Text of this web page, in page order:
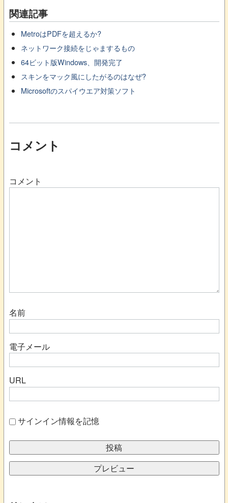
関連記事
MetroはPDFを超えるか?
ネットワーク接続をじゃまするもの
64ビット版Windows、開発完了
スキンをマック風にしたがるのはなぜ?
Microsoftのスパイウエア対策ソフト
コメント
コメント
名前
電子メール
URL
サインイン情報を記憶